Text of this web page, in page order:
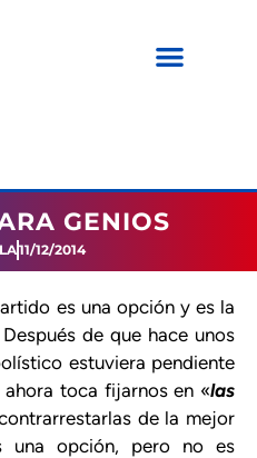
GENIOS
11/12/2014
es una opción y es la
de que hace unos
estuviera pendiente
toca fijarnos en «las
de la mejor
una opción, pero no es